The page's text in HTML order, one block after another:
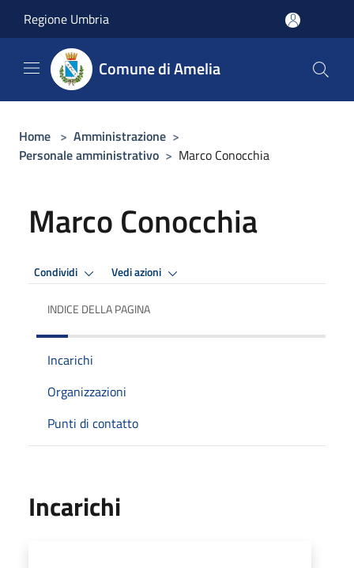
Regione Umbria
Comune di Amelia
Home > Amministrazione >
Personale amministrativo > Marco Conocchia
Marco Conocchia
Condividi Vedi azioni
INDICE DELLA PAGINA
Incarichi
Organizzazioni
Punti di contatto
Incarichi